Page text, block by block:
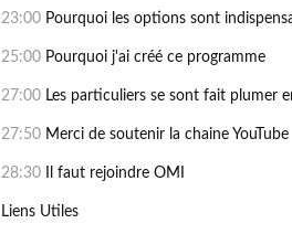
23:00 Pourquoi les options sont
25:00 Pourquoi j'ai créé ce programme
27:00 Les particuliers se sont fait plumer
27:50 Merci de soutenir la chaine YouTube
28:30 Il faut rejoindre OMI
Liens Utiles